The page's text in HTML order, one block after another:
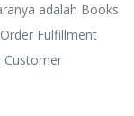
adalah Books
Fulfillment
Customer